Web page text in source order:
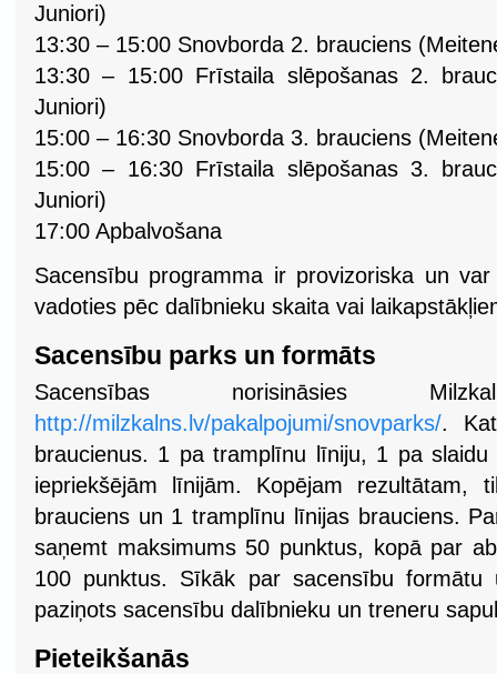
Juniori)
13:30 – 15:00 Snovborda 2. brauciens
13:30 – 15:00 Frīstaila slēpošanas 2.
Juniori)
15:00 – 16:30 Snovborda 3. brauciens
15:00 – 16:30 Frīstaila slēpošanas 3.
Juniori)
17:00 Apbalvošana
Sacensību programma ir provizoriska un
vadoties pēc dalībnieku skaita vai
Sacensību parks un formāts
Sacensības norisināsies
http://milzkalns.lv/pakalpojumi/snovparks/.
braucienus. 1 pa tramplīnu līniju, 1 pa
iepriekšējām līnijām. Kopējam rezultātam,
brauciens un 1 tramplīnu līnijas brauciens.
saņemt maksimums 50 punktus, kopā par
100 punktus. Sīkāk par sacensību formātu
paziņots sacensību dalībnieku un treneru
Pieteikšanās